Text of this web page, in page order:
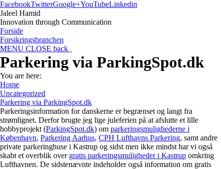
FacebookTwitterGoogle+YouTubeLinkedin
Jaleel Hamid
Innovation through Communication
Forside
Forsikringsbranchen
MENU CLOSE back
Parkering via ParkingSpot.dk
You are here:
Home
Uncategorized
Parkering via ParkingSpot.dk
Parkeringsinformation for danskerne er begrænset og langt fra
strømlignet. Derfor brugte jeg lige juleferien på at afslutte et lille
hobbyprojekt (ParkingSpot.dk) om parkeringsmulighederne i
København, Parkering Aarhus, CPH Lufthavns Parkering, samt andre
private parkeringhuse i Kastrup og sidst men ikke mindst har vi også
skabt et overblik over gratis parkeringsmuligheder i Kastrup omkring
Lufthavnen. De sidstenævnte indeholder også information om gratis